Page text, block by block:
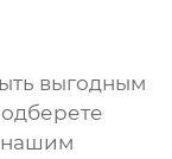
выгодным
нашим